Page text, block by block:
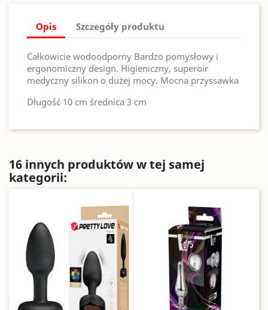
Opis Szczegóły produktu
Całkowicie wodoodporny Bardzo pomysłowy i
ergonomiczny design. Higieniczny, superoir
medyczny silikon o dużej mocy. Mocna przyssawka
Długość 10 cm średnica 3 cm
16 innych produktów w tej samej
kategorii: